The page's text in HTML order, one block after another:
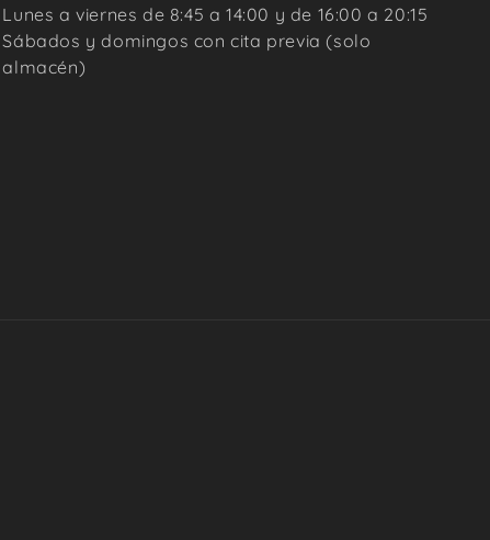
Lunes a viernes de 8:45 a 14:00 y de 16:00 a 20:15
Sábados y domingos con cita previa (solo
almacén)